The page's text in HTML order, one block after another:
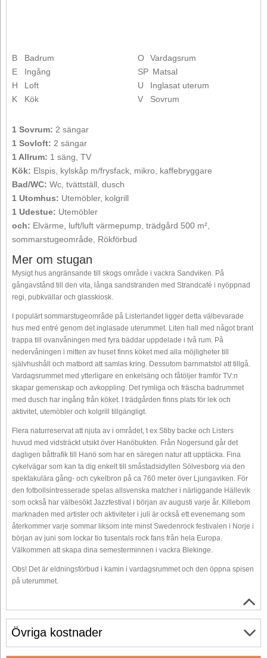
B
Badrum
E
Ingång
H
Loft
K
Kök
O
Vardagsrum
SP Matsal
U
Inglasat uterum
V
Sovrum
1 Sovrum: 2 sängar
1 Sovloft: 2 sängar
1 Allrum: 1 säng, TV
Kök: Elspis, kylskåp m/frysfack, mikro, kaffebryggare
Bad/WC: Wc, tvättställ, dusch
1 Utomhus: Utemöbler, kolgrill
1 Udestue: Utemöbler
och: Elvärme, luft/luft värmepump, trädgård 500 m²,
sommarstugeområde, Rökförbud
Mer om stugan
Mysigt hus angränsande till skogs område i vackra Sandviken. På
gångavstånd till den vita, långa sandstranden med Strandcafé i nyöppnad
regi, pubkvällar och glasskiosk.
I populärt sommarstugeområde på Listerlandet ligger detta välbevarade
hus med entré genom det inglasade uterummet. Liten hall med något brant
trappa till ovanvåningen med fyra bäddar uppdelade i två rum. På
nedervåningen i mitten av huset finns köket med alla möjligheter till
självhushåll och matbord att samlas kring. Dessutom barnmatstol att tillgå.
Vardagsrummet med ytterligare en enkelsäng och fåtöljer framför TV:n
skapar gemenskap och avkoppling. Det rymliga och fräscha badrummet
med dusch har ingång från köket. I trädgården finns plats för lek och
aktivitet, utemöbler och kolgrill tillgängligt.
Flera naturreservat att njuta av i området, t ex Stiby backe och Listers
huvud med vidsträckt utsikt över Hanöbukten. Från Nogersund går det
dagligen båttrafik till Hanö som har en säregen natur att upptäcka. Fina
cykelvägar som kan ta dig enkelt till småstadsidyllen Sölvesborg via den
spektakulära gång- och cykelbron på ca 760 meter över Ljungaviken. För
den fotbollsintresserade spelas allsvenska matcher i närliggande Hällevik
som också har välbesökt Jazzfestival i början av augusti varje år. Killebom
marknaden med artister och aktiviteter i juli är också ett evenemang som
återkommer varje sommar liksom inte minst Swedenrock festivalen i Norje i
början av juni som lockar tio tusentals rock fans från hela Europa.
Välkommen att skapa dina semesterminnen i vackra Blekinge.
Obs! Det är eldningsförbud i kamin i vardagsrummet och den öppna spisen
på uterummet.
Övriga kostnader